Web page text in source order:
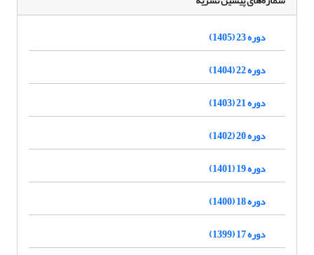
دوره 23 (1405)
دوره 22 (1404)
دوره 21 (1403)
دوره 20 (1402)
دوره 19 (1401)
دوره 18 (1400)
دوره 17 (1399)